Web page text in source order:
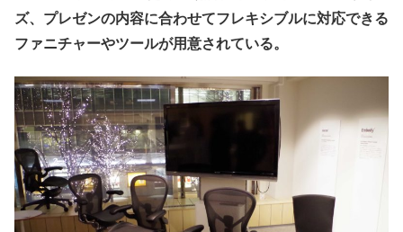
ズ、プレゼンの内容に合わせてフレキシブルに対応できる
ファニチャーやツールが用意されている。